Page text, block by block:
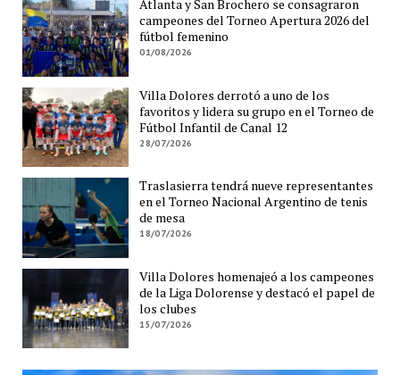
Atlanta y San Brochero se consagraron
campeones del Torneo Apertura 2026 del
fútbol femenino
01/08/2026
Villa Dolores derrotó a uno de los
favoritos y lidera su grupo en el Torneo de
Fútbol Infantil de Canal 12
28/07/2026
Traslasierra tendrá nueve representantes
en el Torneo Nacional Argentino de tenis
de mesa
18/07/2026
Villa Dolores homenajeó a los campeones
de la Liga Dolorense y destacó el papel de
los clubes
15/07/2026